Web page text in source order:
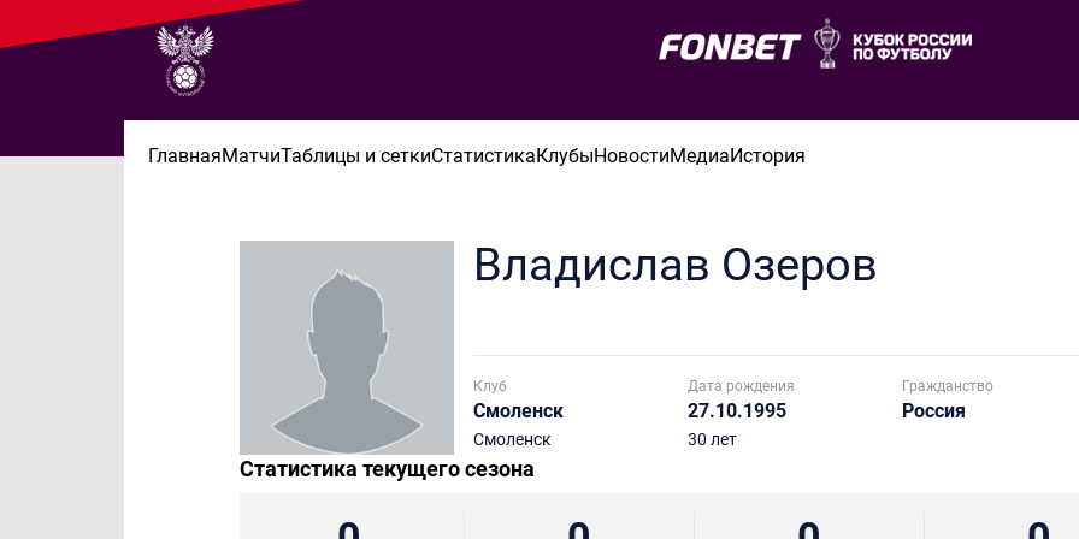
ГлавнаяМатчиТаблицы и сеткиСтатистикаКлубыНовостиМедиаИстория
Владислав Озеров
Клуб
Смоленск
Смоленск
Дата рождения
27.10.1995
30 лет
Гражданство
Россия
Статистика текущего сезона